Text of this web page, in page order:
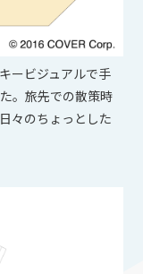
ービジュアルで手
。旅先での散策時
々のちょっとした